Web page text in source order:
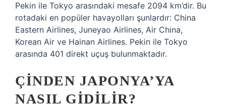
Pekin ile Tokyo arasındaki mesafe 2094 km’dir. Bu
rotadaki en popüler havayolları şunlardır: China
Eastern Airlines, Juneyao Airlines, Air China,
Korean Air ve Hainan Airlines. Pekin ile Tokyo
arasında 401 direkt uçuş bulunmaktadır.
ÇINDEN JAPONYA’YA
NASIL GIDILIR?